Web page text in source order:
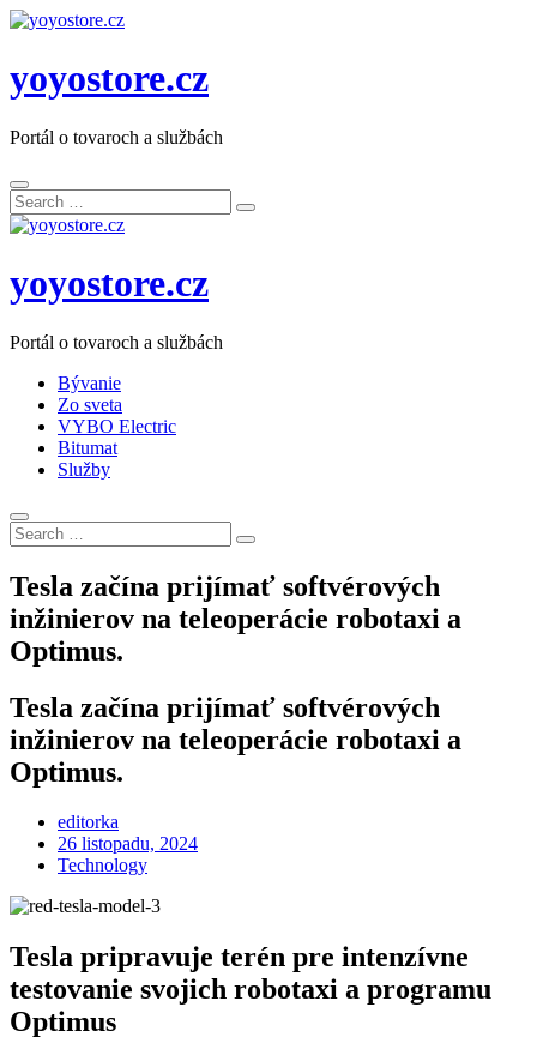
yoyostore.cz
Portál o tovaroch a službách
Search
for:
Search
yoyostore.cz
Portál o tovaroch a službách
Bývanie
Zo sveta
VYBO Electric
Bitumat
Služby
Search
for:
Search
Tesla začína prijímať softvérových
inžinierov na teleoperácie robotaxi a
Optimus.
Tesla začína prijímať softvérových
inžinierov na teleoperácie robotaxi a
Optimus.
editorka
Posted
on
26 listopadu, 2024
Technology
Tesla pripravuje terén pre intenzívne
testovanie svojich robotaxi a programu
Optimus